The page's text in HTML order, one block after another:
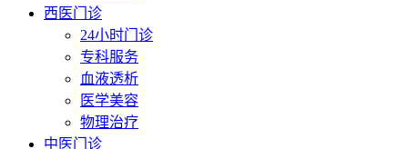
西医门诊
24小时门诊
专科服务
血液透析
医学美容
物理治疗
中医门诊